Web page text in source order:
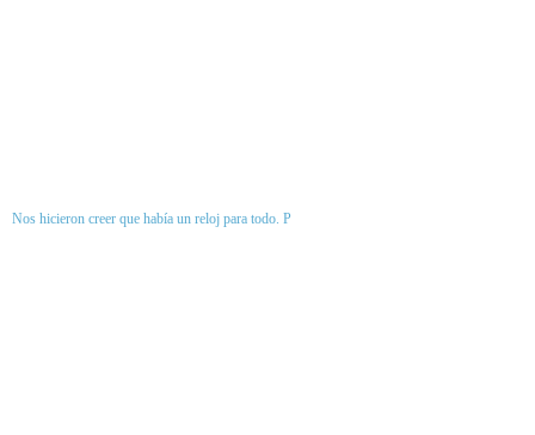
Nos hicieron creer que había un reloj para todo. P